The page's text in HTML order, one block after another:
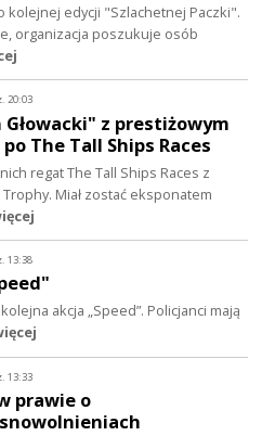
edycji "Szlachetnej Paczki".
organizacja poszukuje osób
20:03
z prestiżowym
The Tall Ships Races
regat The Tall Ships Races z
Miał zostać eksponatem
13:38
akcja „Speed”. Policjanci mają
13:33
prawie o